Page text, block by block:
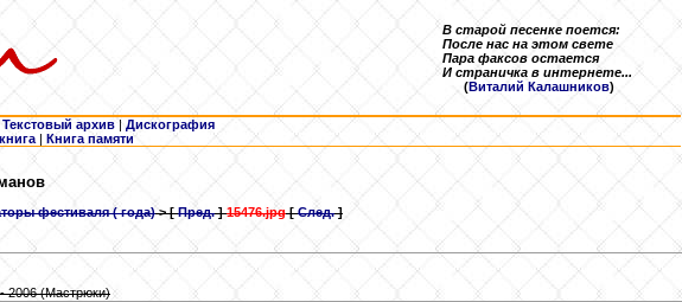
В старой песенке поется:
После нас на этом свете
Пара факсов остается
И страничка в интернете...
(Виталий Калашников)
Текстовый архив | Дискография
| Книга памяти
фестиваля ( года)> [Пред.]15476.jpg[След.]
2006 (Мастрюки)